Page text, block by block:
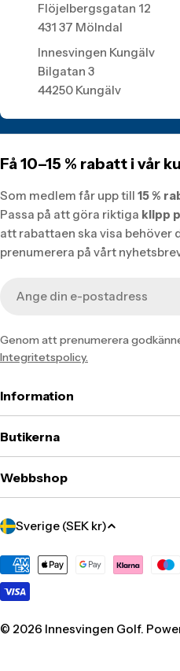
Flöjelbergsgatan 12
431 37 Mölndal
Innesvingen Kungälv
Bilgatan 3
44250 Kungälv
Få 10–15 % rabatt i vår
Som medlem får upp till 15 %
Passa på att göra riktiga klipp
att rabattaen ska visa behöver
prenumerera på vårt
post
Genom att prenumerera
Integritetspolicy.
Information
Butikerna
Webbshop
Translation
sv.localization.country_label
Sverige (SEK kr)
Translation
missing:
sv.general.payment.methods
© 2026 Innesvingen Golf.